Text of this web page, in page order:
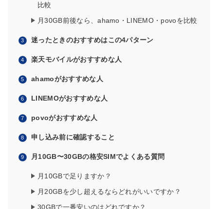
比較
月30GB前後なら、ahamo・LINEMO・povoを比較
迷ったときのおすすめはこの4パターン
楽天モバイルがおすすめな人
ahamoがおすすめな人
LINEMOがおすすめな人
povoがおすすめな人
申し込み前に確認すること
月10GB〜30GBの格安SIMでよくある質問
月10GBで足りますか？
月20GBを少し超えるならどれがいいですか？
30GBで一番安いのはどれですか？